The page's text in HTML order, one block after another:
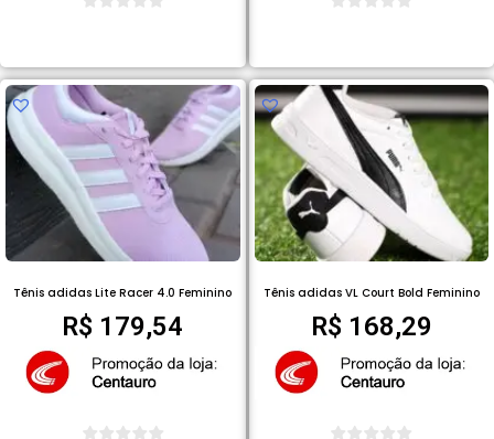
Tênis adidas Lite Racer 4.0 Feminino
R$ 179,54
Tênis adidas VL Court Bold Feminino
R$ 168,29